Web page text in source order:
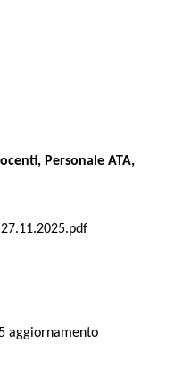
Personale ATA,
27.11.2025.pdf
aggiornamento